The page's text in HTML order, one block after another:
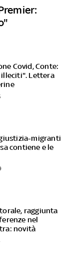
Covid, Conte:
illeciti". Lettera
migranti
contiene e le
raggiunta
nel
novità